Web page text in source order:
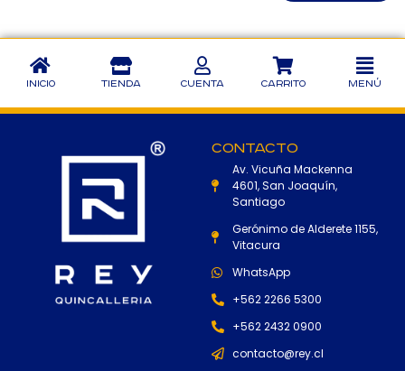
Inicio Tienda Cuenta Carrito Menú
Contacto
Av. Vicuña Mackenna
4601, San Joaquín,
Santiago
Gerónimo de Alderete 1155,
Vitacura
WhatsApp
+562 2266 5300
+562 2432 0900
contacto@rey.cl